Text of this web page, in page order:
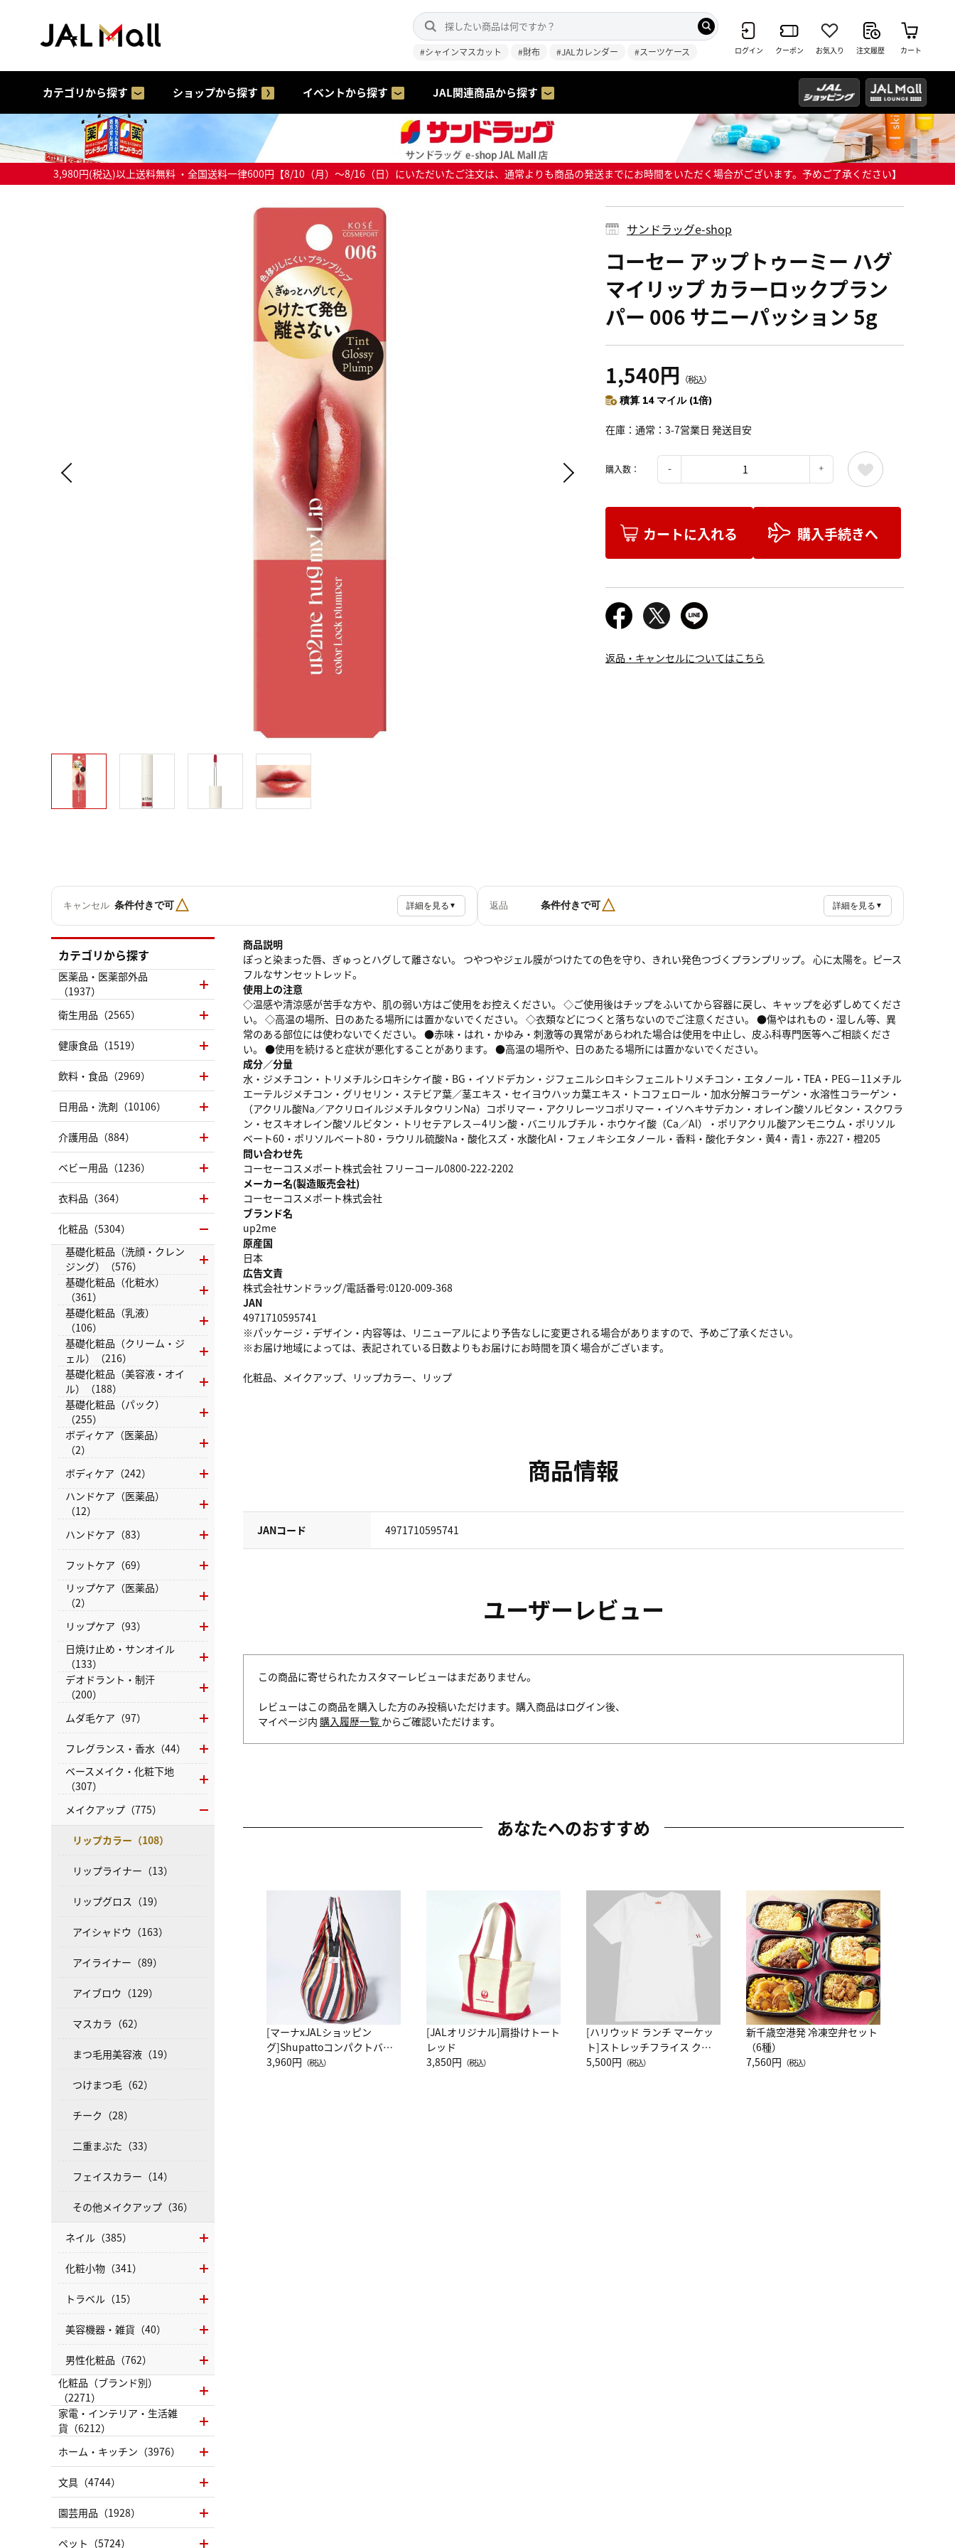
#シャインマスカット #財布 #JALカレンダー #スーツケース ログイン クーポン お気入り 注文履歴 カート
カテゴリから探す ショップから探す イベントから探す JAL関連商品から探す
3,980円(税込)以上送料無料 ・全国送料一律600円【8/10（月）～8/16（日）にいただいたご注文は、通常よりも商品の発送までにお時間をいただく場合がございます。予めご了承ください】
サンドラッグe-shop
コーセー アップトゥーミー ハグ
マイリップ カラーロックプラン
パー 006 サニーパッション 5g
1,540円 （税込）
積算 14 マイル (1倍)
在庫 通常：3-7営業日 発送目安
購入数：
カートに入れる 購入手続きへ
返品・キャンセルについてはこちら
キャンセル 条件付きで可△ 詳細を見る ▼ 返品 条件付きで可△ 詳細を見る ▼
商品説明
ぽっと染まった唇、ぎゅっとハグして離さない。 つやつやジェル膜がつけたての色を守り、きれい発色つづくプランプリップ。 心に太陽を。ピース
フルなサンセットレッド。
使用上の注意
◇温感や清涼感が苦手な方や、肌の弱い方はご使用をお控えください。 ◇ご使用後はチップをふいてから容器に戻し、キャップを必ずしめてくださ
い。 ◇高温の場所、日のあたる場所には置かないでください。 ◇衣類などにつくと落ちないのでご注意ください。 ●傷やはれもの・湿しん等、異
常のある部位には使わないでください。 ●赤味・はれ・かゆみ・刺激等の異常があらわれた場合は使用を中止し、皮ふ科専門医等へご相談くださ
い。 ●使用を続けると症状が悪化することがあります。 ●高温の場所や、日のあたる場所には置かないでください。
成分／分量
水・ジメチコン・トリメチルシロキシケイ酸・BG・イソドデカン・ジフェニルシロキシフェニルトリメチコン・エタノール・TEA・PEG－11メチル
エーテルジメチコン・グリセリン・ステビア葉／茎エキス・セイヨウハッカ葉エキス・トコフェロール・加水分解コラーゲン・水溶性コラーゲン・
（アクリル酸Na／アクリロイルジメチルタウリンNa）コポリマー・アクリレーツコポリマー・イソヘキサデカン・オレイン酸ソルビタン・スクワラ
ン・セスキオレイン酸ソルビタン・トリセテアレス－4リン酸・バニリルブチル・ホウケイ酸（Ca／Al）・ポリアクリル酸アンモニウム・ポリソル
ベート60・ポリソルベート80・ラウリル硫酸Na・酸化スズ・水酸化Al・フェノキシエタノール・香料・酸化チタン・黄4・青1・赤227・橙205
問い合わせ先
コーセーコスメポート株式会社 フリーコール0800-222-2202
メーカー名(製造販売会社)
コーセーコスメポート株式会社
ブランド名
up2me
原産国
日本
広告文責
株式会社サンドラッグ/電話番号:0120-009-368
JAN
4971710595741
※パッケージ・デザイン・内容等は、リニューアルにより予告なしに変更される場合がありますので、予めご了承ください。
※お届け地域によっては、表記されている日数よりもお届けにお時間を頂く場合がございます。
化粧品、メイクアップ、リップカラー、リップ
商品情報
JANコード 4971710595741
ユーザーレビュー
この商品に寄せられたカスタマーレビューはまだありません。
レビューはこの商品を購入した方のみ投稿いただけます。購入商品はログイン後、
マイページ内 購入履歴一覧 からご確認いただけます。
あなたへのおすすめ
[マーナxJALショッピン
グ]Shupattoコンパクトバッ
グ Drop JAL客室乗務員
3,960円 （税込）
[JALオリジナル]肩掛けトート
レッド
3,850円 （税込）
[ハリウッド ランチ マーケッ
ト]ストレッチフライス クル
ーネック別注半袖Ｔシャツ
5,500円 （税込）
新千歳空港発 冷凍空弁セット
（6種）
7,560円 （税込）
カテゴリから探す
医薬品・医薬部外品
（1937）
衛生用品（2565）
健康食品（1519）
飲料・食品（2969）
日用品・洗剤（10106）
介護用品（884）
ベビー用品（1236）
衣料品（364）
化粧品（5304）
基礎化粧品（洗顔・クレン
ジング）（576）
基礎化粧品（化粧水）
（361）
基礎化粧品（乳液）
（106）
基礎化粧品（クリーム・ジ
ェル）（216）
基礎化粧品（美容液・オイ
ル）（188）
基礎化粧品（パック）
（255）
ボディケア（医薬品）
（2）
ボディケア（242）
ハンドケア（医薬品）
（12）
ハンドケア（83）
フットケア（69）
リップケア（医薬品）
（2）
リップケア（93）
日焼け止め・サンオイル
（133）
デオドラント・制汗
（200）
ムダ毛ケア（97）
フレグランス・香水（44）
ベースメイク・化粧下地
（307）
メイクアップ（775）
リップカラー（108）
リップライナー（13）
リップグロス（19）
アイシャドウ（163）
アイライナー（89）
アイブロウ（129）
マスカラ（62）
まつ毛用美容液（19）
つけまつ毛（62）
チーク（28）
二重まぶた（33）
フェイスカラー（14）
その他メイクアップ（36）
ネイル（385）
化粧小物（341）
トラベル（15）
美容機器・雑貨（40）
男性化粧品（762）
化粧品（ブランド別）
（2271）
家電・インテリア・生活雑
貨（6212）
ホーム・キッチン（3976）
文具（4744）
園芸用品（1928）
ペット（5724）